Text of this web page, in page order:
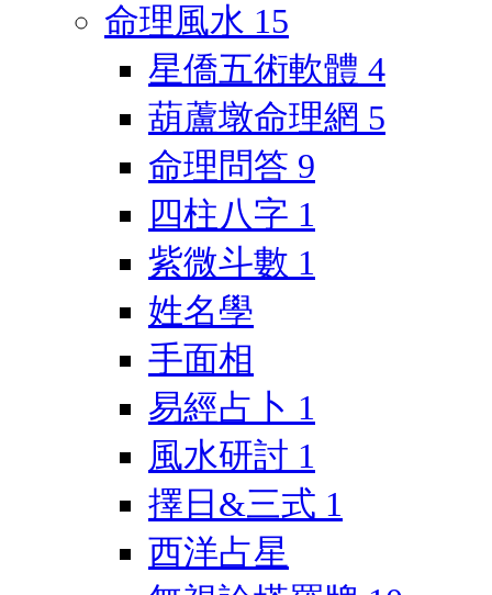
命理風水 15
星僑五術軟體 4
葫蘆墩命理網 5
命理問答 9
四柱八字 1
紫微斗數 1
姓名學
手面相
易經占卜 1
風水研討 1
擇日&三式 1
西洋占星